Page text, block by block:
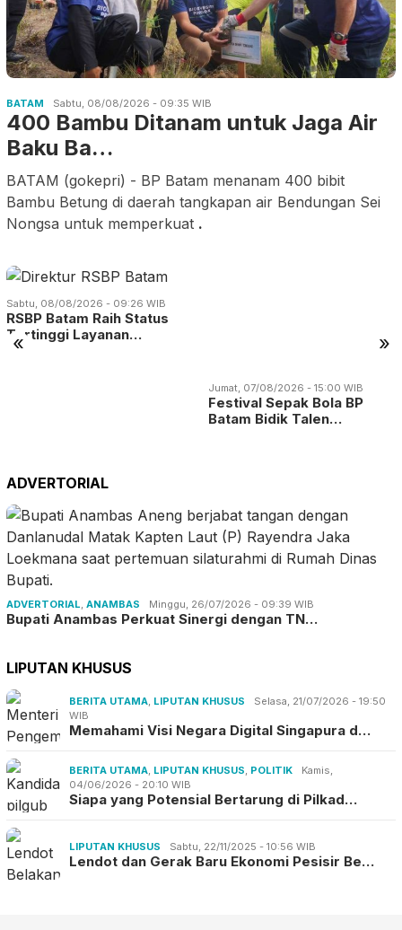
BATAM Sabtu, 08/08/2026 - 09:35 WIB
400 Bambu Ditanam untuk Jaga Air
Baku Ba…
BATAM (gokepri) - BP Batam menanam 400 bibit
Bambu Betung di daerah tangkapan air Bendungan Sei
Nongsa untuk memperkuat .
« »
Sabtu, 08/08/2026 - 09:26 WIB
RSBP Batam Raih Status
Tertinggi Layanan…
Jumat, 07/08/2026 - 15:00 WIB
Festival Sepak Bola BP
Batam Bidik Talen…
ADVERTORIAL
ADVERTORIAL ANAMBAS Minggu, 26/07/2026 - 09:39 WIB
Bupati Anambas Perkuat Sinergi dengan TN…
LIPUTAN KHUSUS
BERITA UTAMA LIPUTAN KHUSUS
Selasa, 21/07/2026 - 19:50
WIB
Memahami Visi Negara Digital Singapura d…
BERITA UTAMA LIPUTAN KHUSUS POLITIK
Kamis,
04/06/2026 - 20:10 WIB
Siapa yang Potensial Bertarung di Pilkad…
LIPUTAN KHUSUS Sabtu, 22/11/2025 - 10:56 WIB
Lendot dan Gerak Baru Ekonomi Pesisir Be…